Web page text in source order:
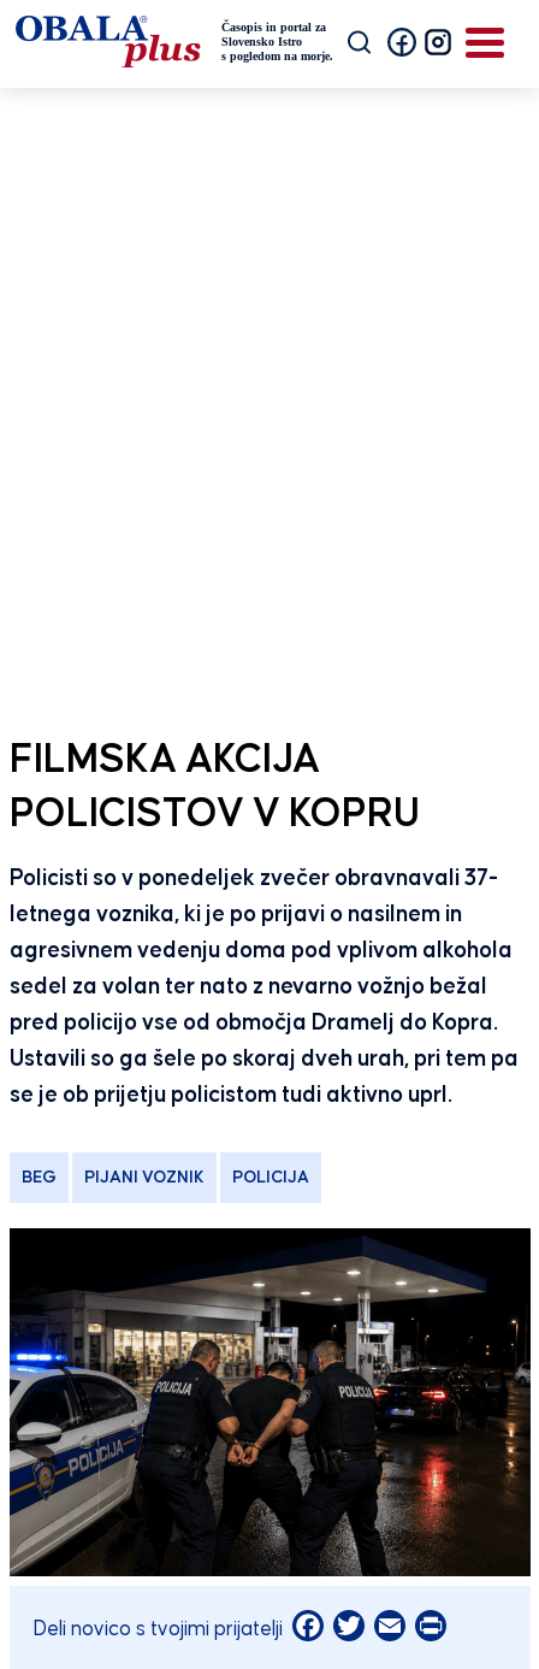
FILMSKA AKCIJA
POLICISTOV V KOPRU
Policisti so v ponedeljek zvečer obravnavali 37-
letnega voznika, ki je po prijavi o nasilnem in
agresivnem vedenju doma pod vplivom alkohola
sedel za volan ter nato z nevarno vožnjo bežal
pred policijo vse od območja Dramelj do Kopra.
Ustavili so ga šele po skoraj dveh urah, pri tem pa
se je ob prijetju policistom tudi aktivno uprl.
BEG PIJANI VOZNIK POLICIJA
Deli novico s tvojimi prijatelji Facebook
Twitter
EmailPrint